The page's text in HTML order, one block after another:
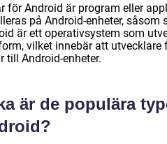
för Android är program eller
på Android-enheter,
är ett operativsystem som
vilket innebär att
till Android-enheter.
är de populära